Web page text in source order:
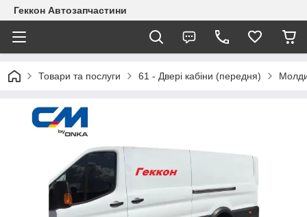
Геккон Автозапчастини
Товари та послуги 61 - Двері кабіни (передня)